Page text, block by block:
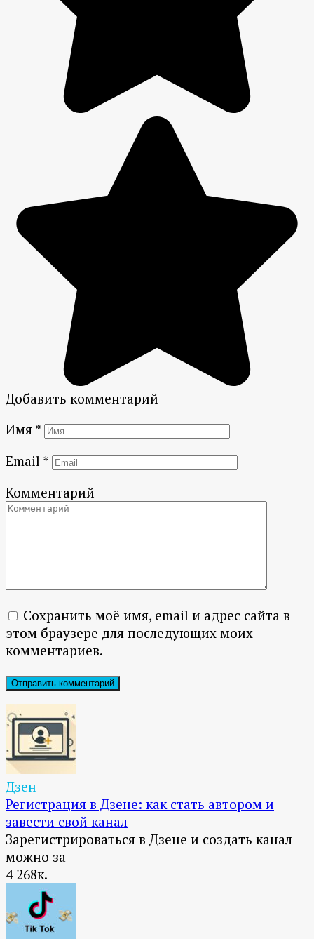
Добавить комментарий
Имя *
Email *
Комментарий
Сохранить моё имя, email и адрес сайта в
этом браузере для последующих моих
комментариев.
Дзен
Регистрация в Дзене: как стать автором и
завести свой канал
Зарегистрироваться в Дзене и создать канал
можно за
4 268к.